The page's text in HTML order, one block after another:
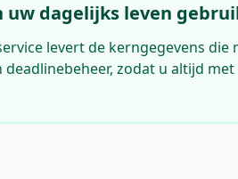
uw dagelijks leven
levert de kerngegevens die
zodat u altijd